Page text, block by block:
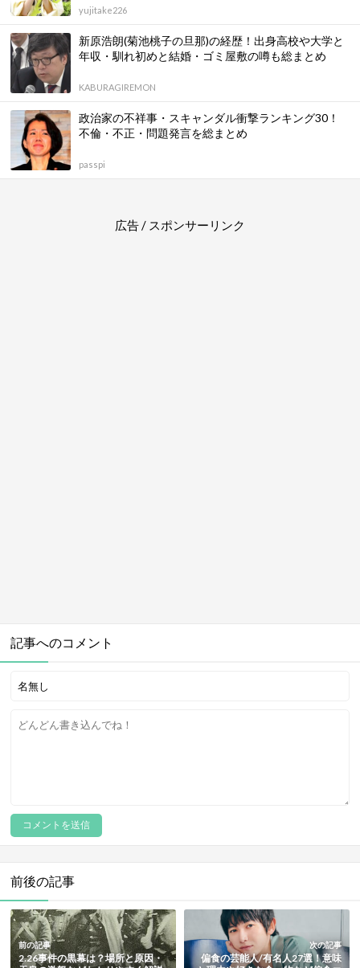
yujitake226
新原浩朗(菊池桃子の旦那)の経歴！出身高校や大学と
年収・馴れ初めと結婚・ゴミ屋敷の噂も総まとめ
KABURAGIREMON
政治家の不祥事・スキャンダル衝撃ランキング30！
不倫・不正・問題発言を総まとめ
passpi
広告 / スポンサーリンク
記事へのコメント
前後の記事
前の記事
2.26事件の黒幕は？場所と原因・
次の記事
偏食の芸能人/有名人27選！意味